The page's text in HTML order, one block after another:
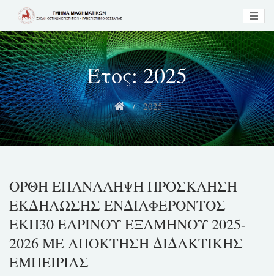
content
Έτος:2025
2025
ΟΡΘΗ ΕΠΑΝΑΛΗΨΗ ΠΡΟΣΚΛΗΣΗ
ΕΚΔΗΛΩΣΗΣ ΕΝΔΙΑΦΕΡΟΝΤΟΣ
ΕΚΠ30 ΕΑΡΙΝΟΥ ΕΞΑΜΗΝΟΥ 2025-
2026 ΜΕ ΑΠΟΚΤΗΣΗ ΔΙΔΑΚΤΙΚΗΣ
ΕΜΠΕΙΡΙΑΣ